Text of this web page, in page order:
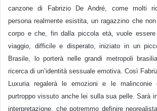
canzone di Fabrizio De André, come molti
persona realmente esistita, un ragazzino che
corpo eche, fin dalla piccola età, vuole essere
viaggio , difficile e disperato,iniziato in un
Brasile, lo porterà nellegrandi metropoli
ricerca di un’identità sessuale emotiva. Così
Luxuria regalerà le emozioni e le
purtroppo vissuto anche lei sulla sua pelle. Sarà
interpretazione, che potremmo definire